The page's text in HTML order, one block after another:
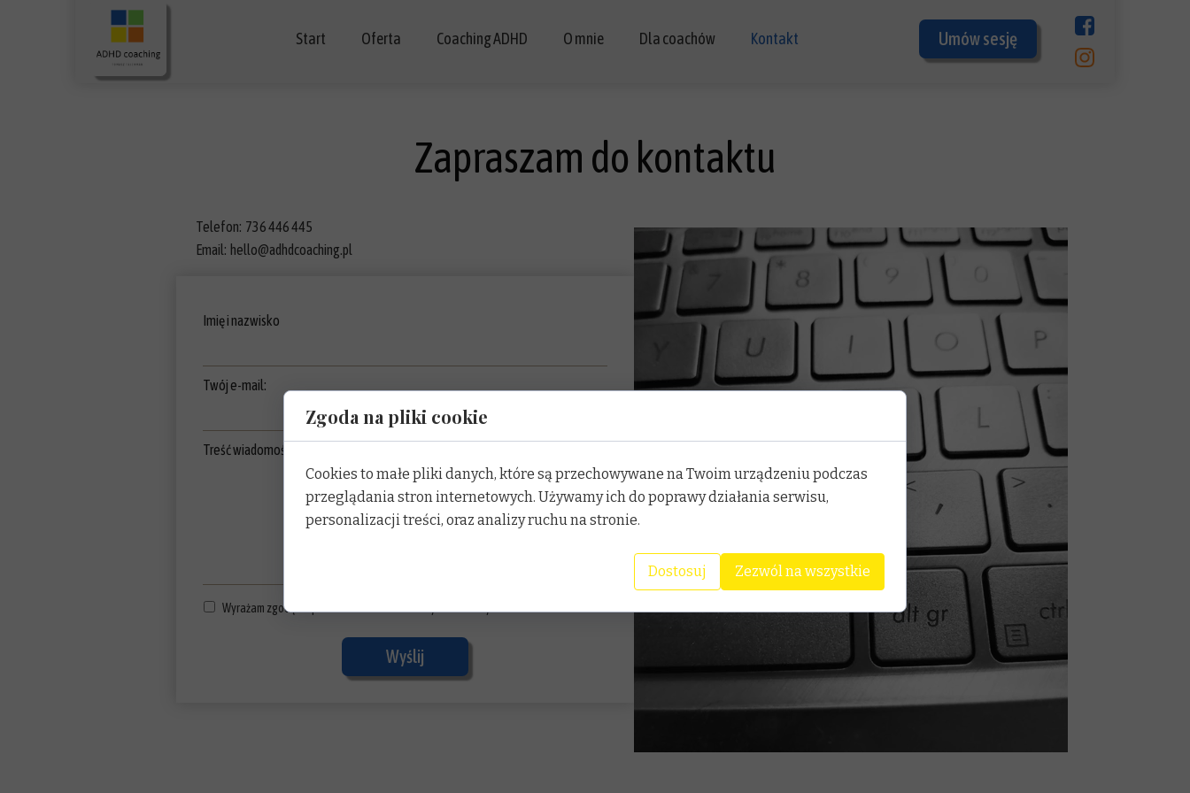
Umów sesję
Start Oferta
Rezerwacja
Coaching ADHD
Korzyści i efekty coachingu ADHD
O mnie
Certyfikaty
Dla coachów Kontakt
Imię i nazwisko
Twój e-mail:
Treść wiadomości:
Wyrażam zgodę na przetwarzanie moich danych osobowych.
Wyślij
Zapraszam do kontaktu
Telefon: 736 446 445
Email: hello@adhdcoaching.pl
Zgoda na pliki cookie
Cookies to małe pliki danych, które są przechowywane na Twoim urządzeniu podczas
przeglądania stron internetowych. Używamy ich do poprawy działania serwisu,
personalizacji treści, oraz analizy ruchu na stronie.
Dostosuj Zezwól na wszystkie